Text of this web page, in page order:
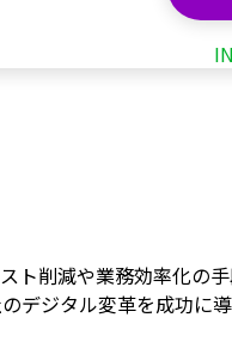
ト削減や業務効率化の
デジタル変革を成功に